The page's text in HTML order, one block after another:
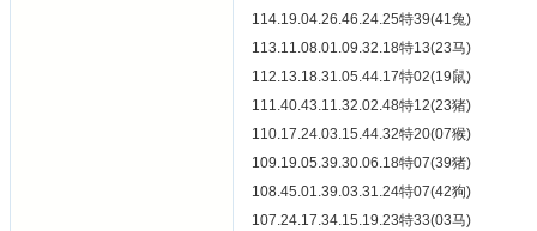
114.19.04.26.46.24.25特39(41兔)
113.11.08.01.09.32.18特13(23马)
112.13.18.31.05.44.17特02(19鼠)
111.40.43.11.32.02.48特12(23猪)
110.17.24.03.15.44.32特20(07猴)
109.19.05.39.30.06.18特07(39猪)
108.45.01.39.03.31.24特07(42狗)
107.24.17.34.15.19.23特33(03马)